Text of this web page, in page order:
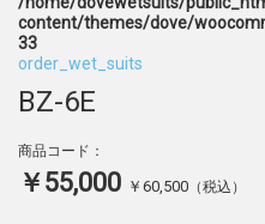
content/themes/dove/
33
order_wet_suits
BZ-6E
商品コード：
￥55,000 ￥60,500 （税込）